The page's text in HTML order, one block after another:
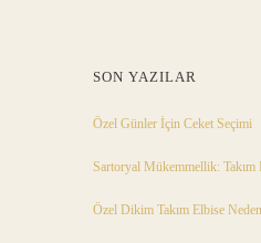
SON YAZILAR
Özel Günler İçin Ceket Seçimi
Sartoryal Mükemmellik: Takım
Özel Dikim Takım Elbise